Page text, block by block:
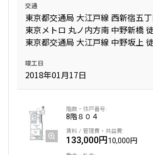
交通
東京都交通局 大江戸線 西新宿五
東京メトロ 丸ノ内方南 中野新橋
東京都交通局 大江戸線 中野坂上
竣工日
2018年01月17日
8階８０４
133,000円10,000円